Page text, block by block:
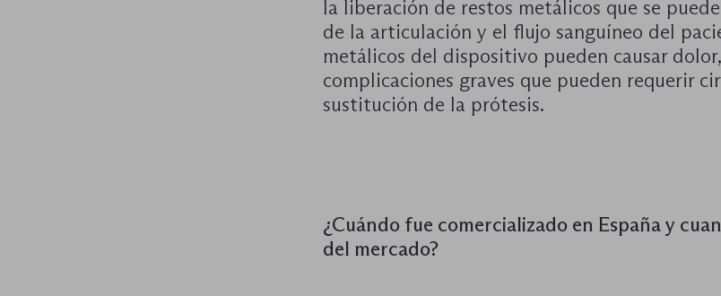
la liberación de restos metálicos que se
de la articulación y el flujo sanguíneo del
metálicos del dispositivo pueden causar
complicaciones graves que pueden requerir
sustitución de la prótesis.
¿Cuándo fue comercializado en España y
del mercado?